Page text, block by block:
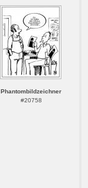
Phantombildzeichner
#20758